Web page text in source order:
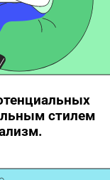
стилем